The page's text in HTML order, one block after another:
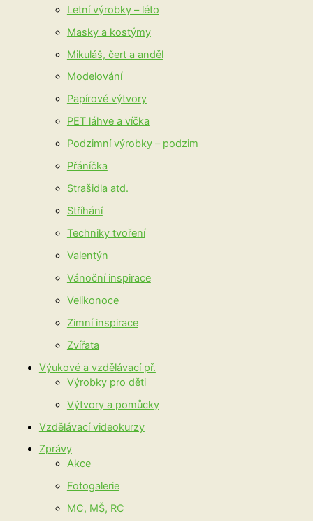
Letní výrobky – léto
Masky a kostýmy
Mikuláš, čert a anděl
Modelování
Papírové výtvory
PET láhve a víčka
Podzimní výrobky – podzim
Přáníčka
Strašidla atd.
Stříhání
Techniky tvoření
Valentýn
Vánoční inspirace
Velikonoce
Zimní inspirace
Zvířata
Výukové a vzdělávací př.
Výrobky pro děti
Výtvory a pomůcky
Vzdělávací videokurzy
Zprávy
Akce
Fotogalerie
MC, MŠ, RC